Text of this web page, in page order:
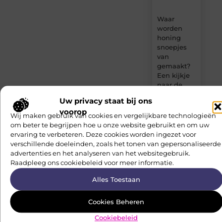
Uw privacy staat bij ons
voorop
Wij maken gebruik van cookies en vergelijkbare technologieën
om beter te begrijpen hoe u onze website gebruikt en om uw
ervaring te verbeteren. Deze cookies worden ingezet voor
verschillende doeleinden, zoals het tonen van gepersonaliseerde
advertenties en het analyseren van het websitegebruik.
Raadpleeg ons cookiebeleid voor meer informatie.
Alles Toestaan
Cookies Beheren
Cookiebeleid
Waar
worden
honing
snoepjes
van
gemaakt?
Een kijkje
naar de
De
Essentiële
Gids voor
Werkkleding
in
Purmerend
watersnijden
Deel je
verhalen
en lees
inspirerende
content
Of je nu
schrijft over
technologie